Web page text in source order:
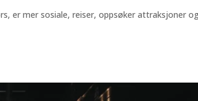
er mer sosiale, reiser, oppsøker attraksjoner